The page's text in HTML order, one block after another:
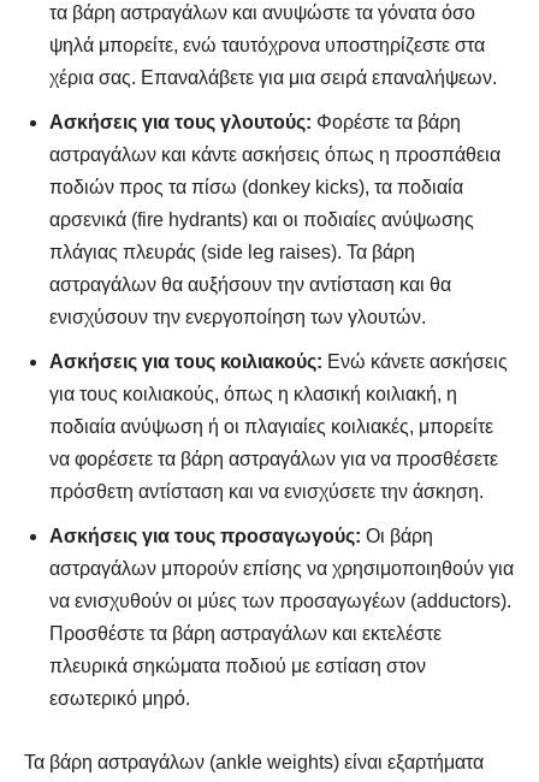
τα βάρη αστραγάλων και ανυψώστε τα γόνατα όσο
ψηλά μπορείτε, ενώ ταυτόχρονα υποστηρίζεστε στα
χέρια σας. Επαναλάβετε για μια σειρά επαναλήψεων.
Ασκήσεις για τους γλουτούς: Φορέστε τα βάρη
αστραγάλων και κάντε ασκήσεις όπως η προσπάθεια
ποδιών προς τα πίσω (donkey kicks), τα ποδιαία
αρσενικά (fire hydrants) και οι ποδιαίες ανύψωσης
πλάγιας πλευράς (side leg raises). Τα βάρη
αστραγάλων θα αυξήσουν την αντίσταση και θα
ενισχύσουν την ενεργοποίηση των γλουτών.
Ασκήσεις για τους κοιλιακούς: Ενώ κάνετε ασκήσεις
για τους κοιλιακούς, όπως η κλασική κοιλιακή, η
ποδιαία ανύψωση ή οι πλαγιαίες κοιλιακές, μπορείτε
να φορέσετε τα βάρη αστραγάλων για να προσθέσετε
πρόσθετη αντίσταση και να ενισχύσετε την άσκηση.
Ασκήσεις για τους προσαγωγούς: Οι βάρη
αστραγάλων μπορούν επίσης να χρησιμοποιηθούν για
να ενισχυθούν οι μύες των προσαγωγέων (adductors).
Προσθέστε τα βάρη αστραγάλων και εκτελέστε
πλευρικά σηκώματα ποδιού με εστίαση στον
εσωτερικό μηρό.
Τα βάρη αστραγάλων (ankle weights) είναι εξαρτήματα